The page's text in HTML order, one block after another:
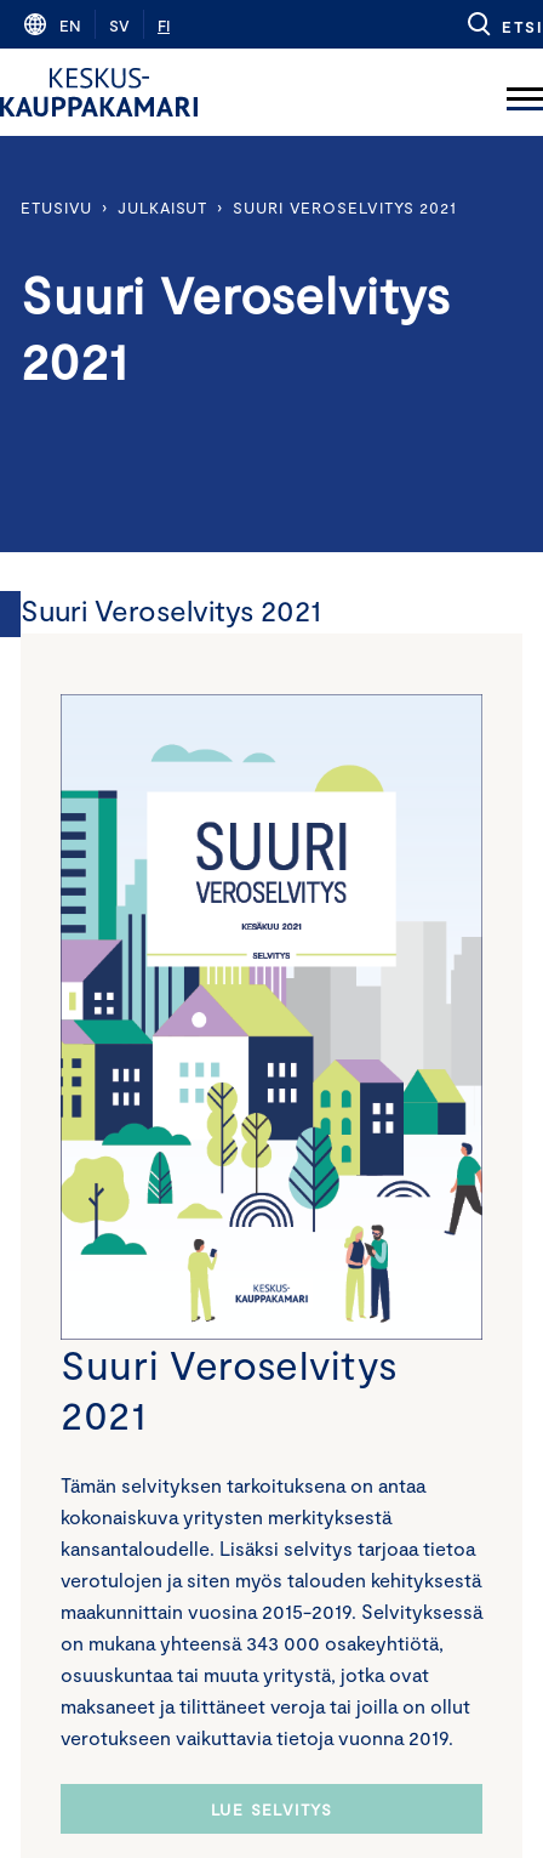
Skip
content
EN SV FI ETSI
ETUSIVU › JULKAISUT › SUURI VEROSELVITYS 2021
Suuri Veroselvitys
2021
Suuri Veroselvitys 2021
Suuri Veroselvitys
2021
Tämän selvityksen tarkoituksena on antaa
kokonaiskuva yritysten merkityksestä
kansantaloudelle. Lisäksi selvitys tarjoaa tietoa
verotulojen ja siten myös talouden kehityksestä
maakunnittain vuosina 2015-2019. Selvityksessä
on mukana yhteensä 343 000 osakeyhtiötä,
osuuskuntaa tai muuta yritystä, jotka ovat
maksaneet ja tilittäneet veroja tai joilla on ollut
verotukseen vaikuttavia tietoja vuonna 2019.
LUE SELVITYS